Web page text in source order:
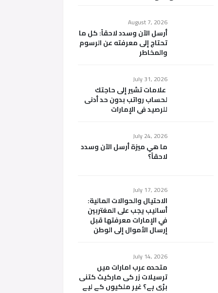
August 7, 2026
أرسل الآن وسدد لاحقاً: كل ما
تحتاج إلى معرفته عن الرسوم
والمخاطر
July 31, 2026
علامات تشير إلى حاجتك
لحساب رواتب بدون حد أدنى
للرصيد في الإمارات
July 24, 2026
ما هي ميزة أرسل الآن وسدد
لاحقاً؟
July 17, 2026
الاحتيال والحوالات المالية:
أساليب يجب على المغتربين
في الإمارات معرفتها قبل
إرسال الأموال إلى الوطن
July 14, 2026
متحدہ عرب امارات میں
ترسیلات زر کی مارکیٹ کتنی
بڑی ہے؟ غیر ملکیوں کے لیے